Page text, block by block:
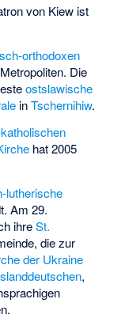
von Kiew ist
orthodoxen
Metropoliten. Die
ostslawische
inTschernihiw.
hat 2005
lutherische
Am 29.
ihreSt.
die zur
der Ukraine
,